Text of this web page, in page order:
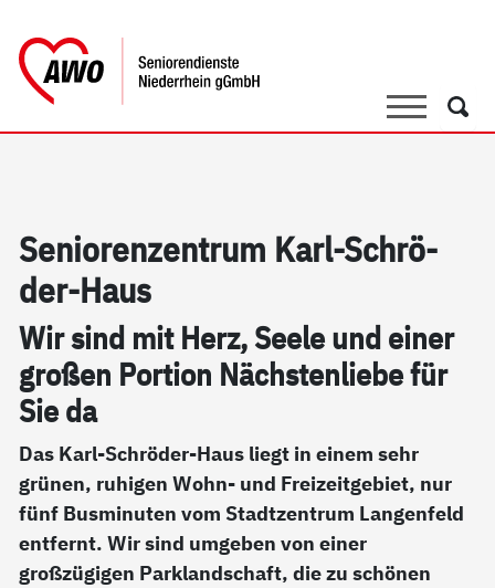
SucheSuche
Se­nio­ren­zen­trum Karl-Schrö­
der-Haus
Wir sind mit Herz, See­le und ei­ner
gro­ßen Por­ti­on Nächs­ten­lie­be für
Sie da
Das Karl-Schröder-Haus liegt in einem sehr
grünen, ruhigen Wohn- und Freizeitgebiet, nur
fünf Busminuten vom Stadtzentrum Langenfeld
entfernt. Wir sind umgeben von einer
großzügigen Parklandschaft, die zu schönen